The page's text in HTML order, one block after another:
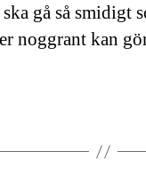
gå så smidigt
noggrant kan